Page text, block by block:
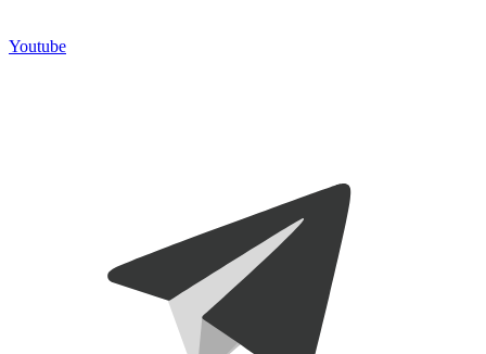
Youtube